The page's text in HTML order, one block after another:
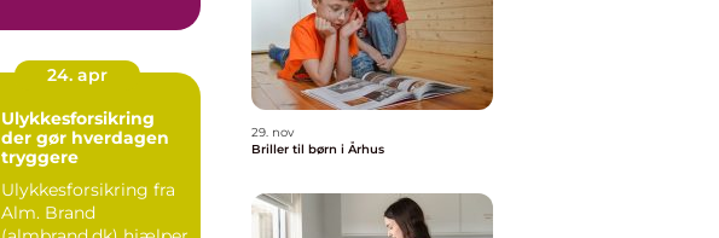
24. apr
Ulykkesforsikring
der gør hverdagen
tryggere
Ulykkesforsikring fra
Alm. Brand
29. nov
Briller til børn i Århus